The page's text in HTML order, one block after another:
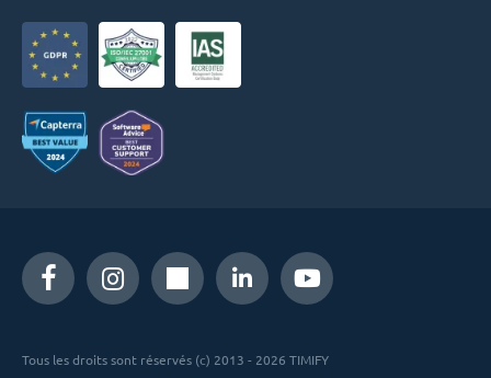
Tous les droits sont réservés (c) 2013 - 2026 TIMIFY